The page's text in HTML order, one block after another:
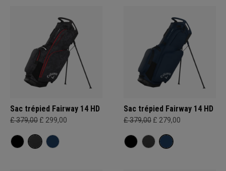
Sac trépied Fairway 14 HD
£ 379,00 £ 299,00
Sac trépied Fairway 14 HD
£ 379,00 £ 279,00